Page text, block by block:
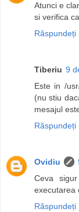
Atunci e
si verifica
Răspundeți
Tiberiu 9
Este in /
(nu stiu
mesajul
Răspundeți
Ovidiu
Ceva
executarea
Răspundeți